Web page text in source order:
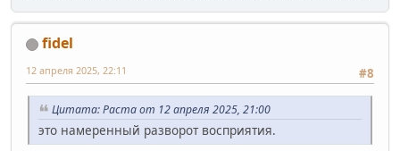
fidel
#8
12 апреля 2025, 22:11
Цитата: Раста от 12 апреля 2025, 21:00
это намеренный разворот восприятия.